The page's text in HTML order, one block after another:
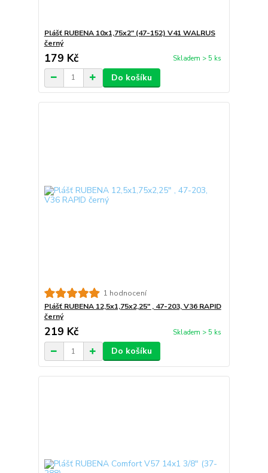
Plášť RUBENA 10x1,75x2" (47-152) V41 WALRUS
černý
179 Kč Skladem > 5 ks
Do košíku
1 hodnocení
Plášť RUBENA 12,5x1,75x2,25" , 47-203, V36 RAPID
černý
219 Kč Skladem > 5 ks
Do košíku